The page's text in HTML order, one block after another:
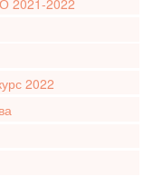
2022